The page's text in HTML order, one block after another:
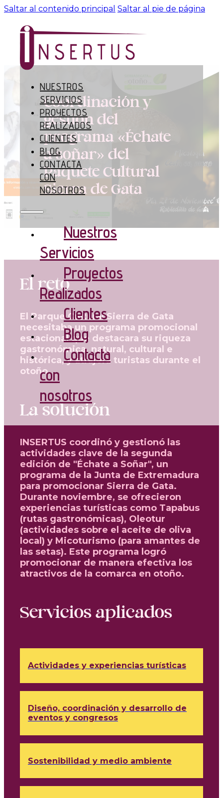
Saltar al contenido principal Saltar al pie de página
NUESTROS
SERVICIOS
PROYECTOS
REALIZADOS
CLIENTES
BLOG
CONTACTA
CON
NOSOTROS
Nuestros
Servicios
Proyectos
Realizados
Clientes
Blog
Contacta
con
nosotros
Coordinación y
gestión del
programa «Échate
a soñar» del
Paquete Cultural
Sierra de Gata
El reto
El Parque Cultural Sierra de Gata
necesitaba un programa promocional
estacional que destacara su riqueza
gastronómica, natural, cultural e
histórica, y atrajera turistas durante el
otoño.
La solución
INSERTUS coordinó y gestionó las
actividades clave de la segunda
edición de "Échate a Soñar", un
programa de la Junta de Extremadura
para promocionar Sierra de Gata.
Durante noviembre, se ofrecieron
experiencias turísticas como Tapabus
(rutas gastronómicas), Oleotur
(actividades sobre el aceite de oliva
local) y Micoturismo (para amantes de
las setas). Este programa logró
promocionar de manera efectiva los
atractivos de la comarca en otoño.
Servicios aplicados
Actividades y experiencias turísticas
Diseño, coordinación y desarrollo de
eventos y congresos
Sostenibilidad y medio ambiente